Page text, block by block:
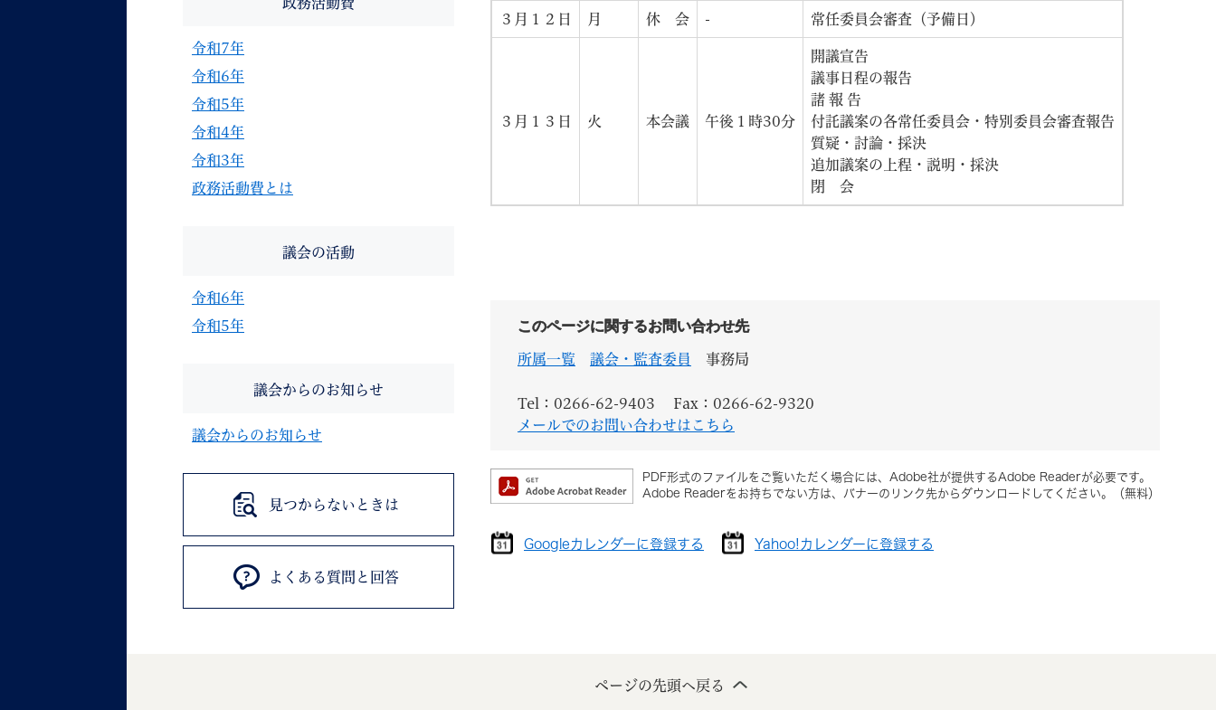
３月１２日 月 休 会 - 常任委員会審査（予備日）
３月１３日 火 本会議 午後１時30分
開議宣告
議事日程の報告
諸 報 告
付託議案の各常任委員会・特別委員会審査報告
質疑・討論・採決
追加議案の上程・説明・採決
閉 会
このページに関するお問い合わせ先
所属一覧 議会・監査委員 事務局
Tel：0266-62-9403
Fax：0266-62-9320
メールでのお問い合わせはこちら
PDF形式のファイルをご覧いただく場合には、Adobe社が提供するAdobe Readerが必要です。
Adobe Readerをお持ちでない方は、バナーのリンク先からダウンロードしてください。（無料）
Googleカレンダーに登録する Yahoo!カレンダーに登録する
政務活動費
令和7年
令和6年
令和5年
令和4年
令和3年
政務活動費とは
議会の活動
令和6年
令和5年
議会からのお知らせ
議会からのお知らせ
見つからないときは
よくある質問と回答
ページの先頭へ戻る